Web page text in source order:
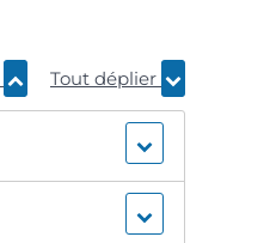
Tout déplier